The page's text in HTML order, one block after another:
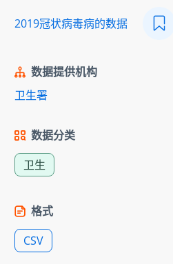
2019冠状病毒病的数据
数据提供机构
卫生署
数据分类
卫生
格式
CSV